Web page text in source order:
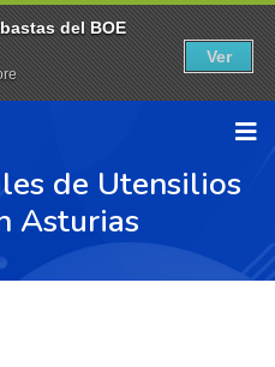
de Utensilios
Asturias
del BOE
Ver